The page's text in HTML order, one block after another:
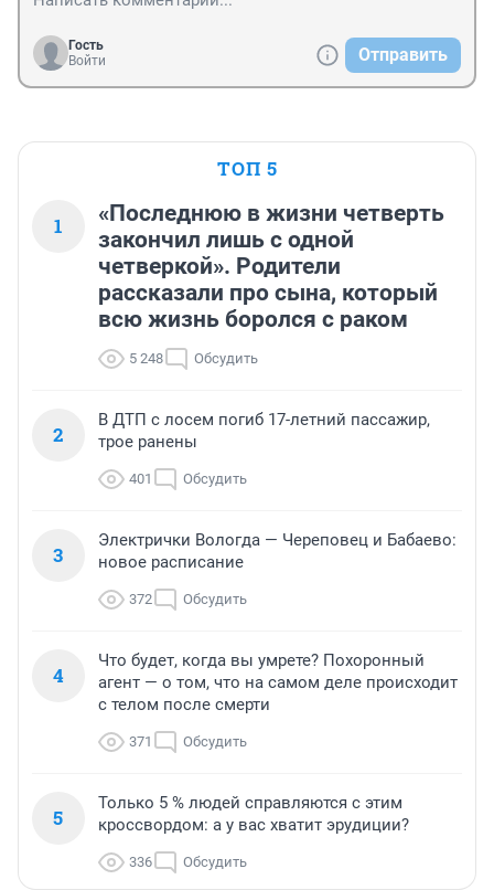
Гость
Войти
Отправить
ТОП 5
1
«Последнюю в жизни четверть
закончил лишь с одной
четверкой». Родители
рассказали про сына, который
всю жизнь боролся с раком
5 248 Обсудить
2
В ДТП с лосем погиб 17-летний пассажир,
трое ранены
401 Обсудить
3
Электрички Вологда — Череповец и Бабаево:
новое расписание
372 Обсудить
4
Что будет, когда вы умрете? Похоронный
агент — о том, что на самом деле происходит
с телом после смерти
371 Обсудить
5
Только 5 % людей справляются с этим
кроссвордом: а у вас хватит эрудиции?
336 Обсудить